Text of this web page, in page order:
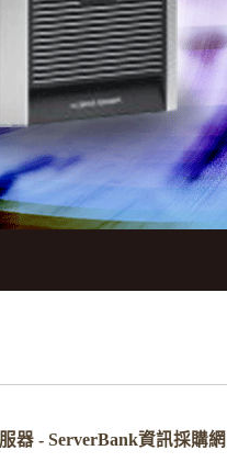
器 - ServerBank資訊採購網